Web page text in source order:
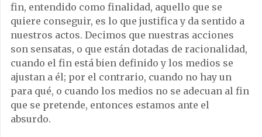
fin, entendido como finalidad, aquello que se
quiere conseguir, es lo que justifica y da sentido a
nuestros actos. Decimos que nuestras acciones
son sensatas, o que están dotadas de racionalidad,
cuando el fin está bien definido y los medios se
ajustan a él; por el contrario, cuando no hay un
para qué, o cuando los medios no se adecuan al fin
que se pretende, entonces estamos ante el
absurdo.